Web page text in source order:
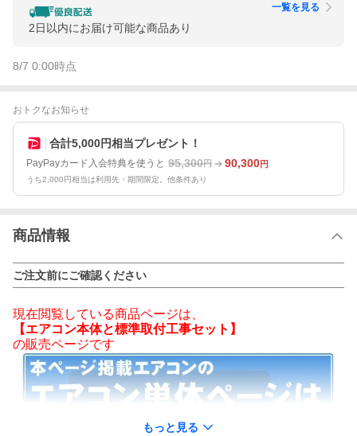
2日以内にお届け可能な商品あり
一覧を見る
8/7 0:00時点
おトクなお知らせ
合計5,000円相当プレゼント！
PayPayカード入会特典を使うと 95,300円 90,300円
うち2,000円相当は利用先・期間限定。他条件あり
商品情報
ご注文前にご確認ください
現在閲覧している商品ページは、
【エアコン本体と標準取付工事セット】
の販売ページです
もっと見る